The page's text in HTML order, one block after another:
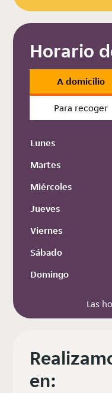
Horario
A domicilio
Para recoger
Lunes
Martes
Miércoles
Jueves
Viernes
Sábado
Domingo
Las
en: